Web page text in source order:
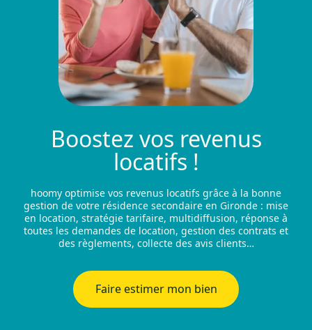
Boostez vos revenus
locatifs !
hoomy optimise vos revenus locatifs grâce à la bonne
gestion de votre résidence secondaire en Gironde : mise
en location, stratégie tarifaire, multidiffusion, réponse à
toutes les demandes de location, gestion des contrats et
des règlements, collecte des avis clients…
Faire estimer mon bien